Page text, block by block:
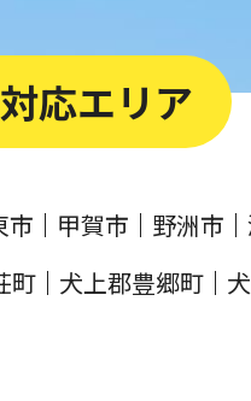
応エリア
市 甲賀市 野洲市
町 犬上郡豊郷町